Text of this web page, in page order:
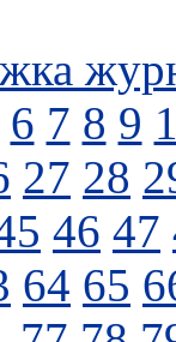
6 7 8 9
27 28
46 47
64 65